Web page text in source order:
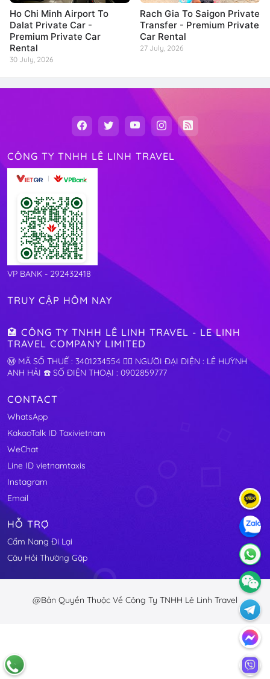
Ho Chi Minh Airport To
Dalat Private Car -
Premium Private Car
Rental
30 July, 2026
Rach Gia To Saigon Private
Transfer - Premium Private
Car Rental
27 July, 2026
CÔNG TY TNHH LÊ LINH TRAVEL
VP BANK - 292432418
TRUY CẬP HÔM NAY
🏩 CÔNG TY TNHH LÊ LINH TRAVEL - LE LINH
TRAVEL COMPANY LIMITED
Ⓜ️ MÃ SỐ THUẾ : 3401234554 🧛‍♂️ NGƯỜI ĐẠI DIỆN : LÊ HUỲNH
ANH HẢI ☎️ SỐ ĐIỆN THOẠI : 0902859777
CONTACT
WhatsApp
KakaoTalk ID Taxivietnam
WeChat
Line ID vietnamtaxis
Instagram
Email
HỖ TRỢ
Cẩm Nang Đi Lại
Câu Hỏi Thường Gặp
@Bản Quyền Thuộc Về Công Ty TNHH Lê Linh Travel